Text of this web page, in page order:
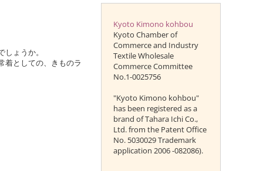
ょうか。
着としての、きものラ
Kyoto Kimono kohbou
Kyoto Chamber of
Commerce and Industry
Textile Wholesale
Commerce Committee
No.1-0025756
"Kyoto Kimono kohbou"
has been registered as a
brand of Tahara Ichi Co.,
Ltd. from the Patent Office
No. 5030029 Trademark
application 2006 -082086).